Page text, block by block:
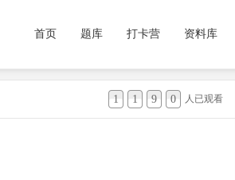
首页 题库 打卡营 资料库
1 1 9 0 人已观看